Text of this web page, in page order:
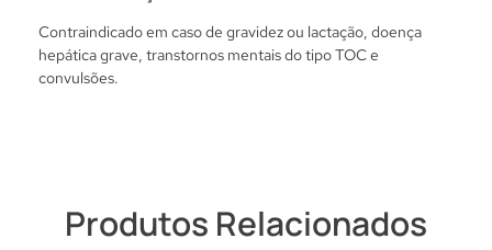
Contraindicado em caso de gravidez ou lactação, doença
hepática grave, transtornos mentais do tipo TOC e
convulsões.
Produtos Relacionados